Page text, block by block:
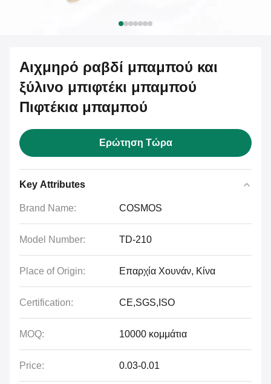
Αιχμηρό ραβδί μπαμπού και
ξύλινο μπιφτέκι μπαμπού
Πιφτέκια μπαμπού
Ερώτηση Τώρα
Key Attributes
Brand Name: COSMOS
Model Number: TD-210
Place of Origin: Επαρχία Χουνάν, Κίνα
Certification: CE,SGS,ISO
MOQ: 10000 κομμάτια
Price: 0.03-0.01